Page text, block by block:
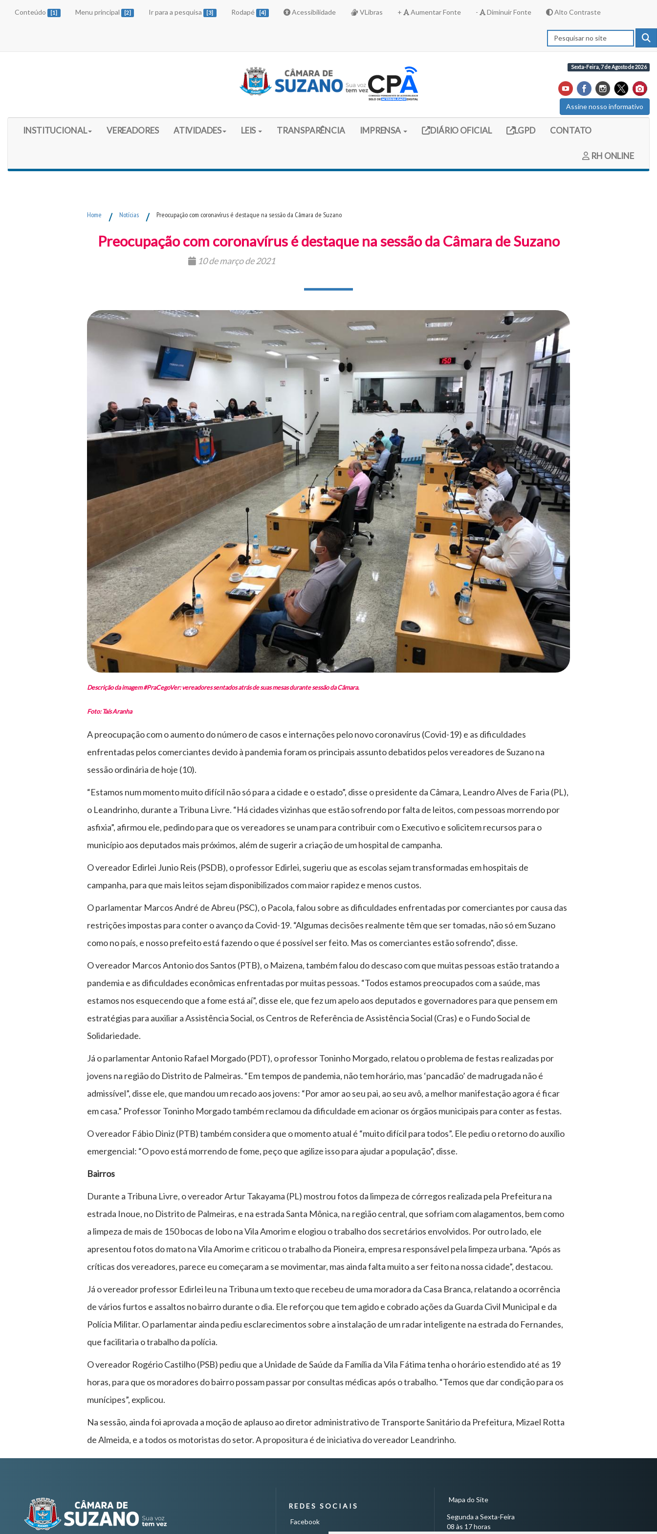
Conteúdo [1] Menu principal [2] Ir para a pesquisa [3] Rodapé [4] Acessibilidade VLibras + Aumentar Fonte - Diminuir Fonte Alto Contraste
Sexta-Feira, 7 de Agosto de 2026
Assine nosso informativo
Início do Menu Principal
INSTITUCIONAL VEREADORES ATIVIDADES LEIS TRANSPARÊNCIA IMPRENSA Link externo (site do diario oficial do legislativo)
DIÁRIO OFICIAL Link externo (site com informações LGPD)
LGPD CONTATO
RH ONLINE
Home / Notícias / Preocupação com coronavírus é destaque na sessão da Câmara de Suzano
Preocupação com coronavírus é destaque na sessão da Câmara de Suzano
10 de março de 2021
Descrição da imagem #PraCegoVer: vereadores sentados atrás de suas mesas durante sessão da Câmara.
Foto: Taís Aranha
A preocupação com o aumento do número de casos e internações pelo novo coronavírus (Covid-19) e as dificuldades
enfrentadas pelos comerciantes devido à pandemia foram os principais assunto debatidos pelos vereadores de Suzano na
sessão ordinária de hoje (10).
“Estamos num momento muito difícil não só para a cidade e o estado”, disse o presidente da Câmara, Leandro Alves de Faria (PL),
o Leandrinho, durante a Tribuna Livre. “Há cidades vizinhas que estão sofrendo por falta de leitos, com pessoas morrendo por
asfixia”, afirmou ele, pedindo para que os vereadores se unam para contribuir com o Executivo e solicitem recursos para o
município aos deputados mais próximos, além de sugerir a criação de um hospital de campanha.
O vereador Edirlei Junio Reis (PSDB), o professor Edirlei, sugeriu que as escolas sejam transformadas em hospitais de
campanha, para que mais leitos sejam disponibilizados com maior rapidez e menos custos.
O parlamentar Marcos André de Abreu (PSC), o Pacola, falou sobre as dificuldades enfrentadas por comerciantes por causa das
restrições impostas para conter o avanço da Covid-19. “Algumas decisões realmente têm que ser tomadas, não só em Suzano
como no país, e nosso prefeito está fazendo o que é possível ser feito. Mas os comerciantes estão sofrendo”, disse.
O vereador Marcos Antonio dos Santos (PTB), o Maizena, também falou do descaso com que muitas pessoas estão tratando a
pandemia e as dificuldades econômicas enfrentadas por muitas pessoas. “Todos estamos preocupados com a saúde, mas
estamos nos esquecendo que a fome está aí”, disse ele, que fez um apelo aos deputados e governadores para que pensem em
estratégias para auxiliar a Assistência Social, os Centros de Referência de Assistência Social (Cras) e o Fundo Social de
Solidariedade.
Já o parlamentar Antonio Rafael Morgado (PDT), o professor Toninho Morgado, relatou o problema de festas realizadas por
jovens na região do Distrito de Palmeiras. “Em tempos de pandemia, não tem horário, mas ‘pancadão’ de madrugada não é
admissível”, disse ele, que mandou um recado aos jovens: “Por amor ao seu pai, ao seu avô, a melhor manifestação agora é ficar
em casa.” Professor Toninho Morgado também reclamou da dificuldade em acionar os órgãos municipais para conter as festas.
O vereador Fábio Diniz (PTB) também considera que o momento atual é “muito difícil para todos”. Ele pediu o retorno do auxílio
emergencial: “O povo está morrendo de fome, peço que agilize isso para ajudar a população”, disse.
Bairros
Durante a Tribuna Livre, o vereador Artur Takayama (PL) mostrou fotos da limpeza de córregos realizada pela Prefeitura na
estrada Inoue, no Distrito de Palmeiras, e na estrada Santa Mônica, na região central, que sofriam com alagamentos, bem como
a limpeza de mais de 150 bocas de lobo na Vila Amorim e elogiou o trabalho dos secretários envolvidos. Por outro lado, ele
apresentou fotos do mato na Vila Amorim e criticou o trabalho da Pioneira, empresa responsável pela limpeza urbana. “Após as
críticas dos vereadores, parece eu começaram a se movimentar, mas ainda falta muito a ser feito na nossa cidade”, destacou.
Já o vereador professor Edirlei leu na Tribuna um texto que recebeu de uma moradora da Casa Branca, relatando a ocorrência
de vários furtos e assaltos no bairro durante o dia. Ele reforçou que tem agido e cobrado ações da Guarda Civil Municipal e da
Polícia Militar. O parlamentar ainda pediu esclarecimentos sobre a instalação de um radar inteligente na estrada do Fernandes,
que facilitaria o trabalho da polícia.
O vereador Rogério Castilho (PSB) pediu que a Unidade de Saúde da Família da Vila Fátima tenha o horário estendido até as 19
horas, para que os moradores do bairro possam passar por consultas médicas após o trabalho. “Temos que dar condição para os
munícipes”, explicou.
Na sessão, ainda foi aprovada a moção de aplauso ao diretor administrativo de Transporte Sanitário da Prefeitura, Mizael Rotta
de Almeida, e a todos os motoristas do setor. A propositura é de iniciativa do vereador Leandrinho.
REDES SOCIAIS
Facebook
Mapa do Site
Segunda a Sexta-Feira
08 às 17 horas